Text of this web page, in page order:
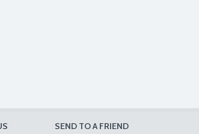
SEND TO A FRIEND